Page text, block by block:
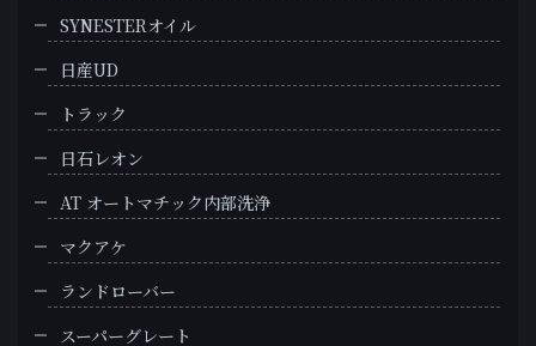
SYNESTERオイル
日産UD
トラック
日石レオン
AT オートマチック内部洗浄
マクアケ
ランドローバー
スーパーグレート